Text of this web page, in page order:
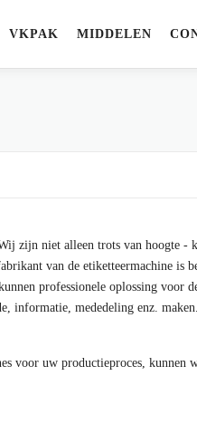
VKPAK MIDDELEN
zijn niet alleen trots van hoogte -
van de etiketteermachine is
professionele oplossing voor
informatie, mededeling enz.
voor uw productieproces, kunnen